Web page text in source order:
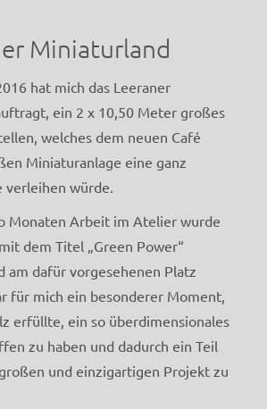
Miniaturland
hat mich das Leeraner
ein 2 x 10,50 Meter großes
welches dem neuen Café
Miniaturanlage eine ganz
würde.
Monaten Arbeit im Atelier wurde
dem Titel „Green Power“
am dafür vorgesehenen Platz
für mich ein besonderer Moment,
erfüllte, ein so überdimensionales
zu haben und dadurch ein Teil
und einzigartigen Projekt zu